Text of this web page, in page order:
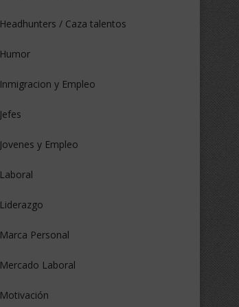
Headhunters / Caza talentos
Humor
Inmigracion y Empleo
Jefes
Jovenes y Empleo
Laboral
Liderazgo
Marca Personal
Mercado Laboral
Motivación